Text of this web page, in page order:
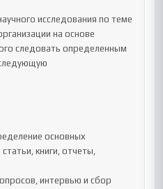
исследования по теме
на основе
следовать определенным
основных
книги, отчеты,
интервью и сбор